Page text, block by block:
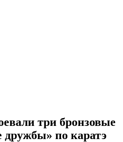
три бронзовые
дружбы» по каратэ